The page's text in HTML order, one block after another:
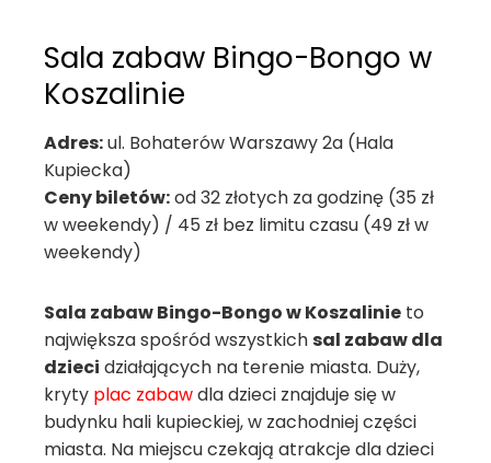
Sala zabaw Bingo-Bongo w
Koszalinie
Adres:ul. Bohaterów Warszawy 2a (Hala
Kupiecka)
Ceny biletów:od 32 złotych za godzinę (35 zł
w weekendy) / 45 zł bez limitu czasu (49 zł w
weekendy)
Sala zabaw Bingo-Bongo w Koszalinie to
największa spośród wszystkichsal zabaw dla
dzieci działających na terenie miasta. Duży,
kryty plac zabawdla dzieci znajduje się w
budynku hali kupieckiej, w zachodniej części
miasta. Na miejscu czekają atrakcje dla dzieci